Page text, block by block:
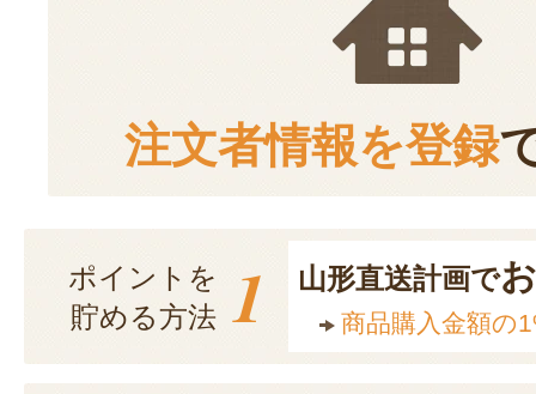
注文者情報を登録
ポイントを
貯める方法 1 山形直送計画で
商品購入金額の